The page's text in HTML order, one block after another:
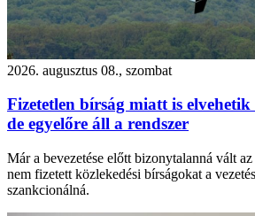
2026. augusztus 08., szombat
Fizetetlen bírság miatt is
de egyelőre áll a rendszer
Már a bevezetése előtt bizonytalanná vált
nem fizetett közlekedési bírságokat a
szankcionálná.